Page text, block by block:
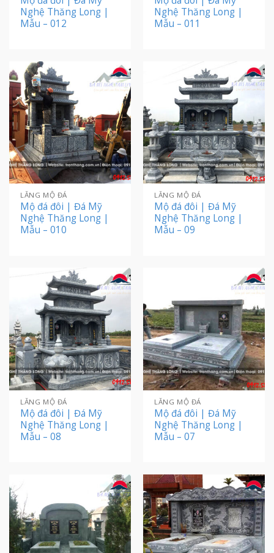
Nghệ Thăng Long |
Mẫu – 012
Nghệ Thăng Long |
Mẫu – 011
LĂNG MỘ ĐÁ
Mộ đá đôi | Đá Mỹ
Nghệ Thăng Long |
Mẫu – 010
LĂNG MỘ ĐÁ
Mộ đá đôi | Đá Mỹ
Nghệ Thăng Long |
Mẫu – 09
LĂNG MỘ ĐÁ
Mộ đá đôi | Đá Mỹ
Nghệ Thăng Long |
Mẫu – 08
LĂNG MỘ ĐÁ
Mộ đá đôi | Đá Mỹ
Nghệ Thăng Long |
Mẫu – 07